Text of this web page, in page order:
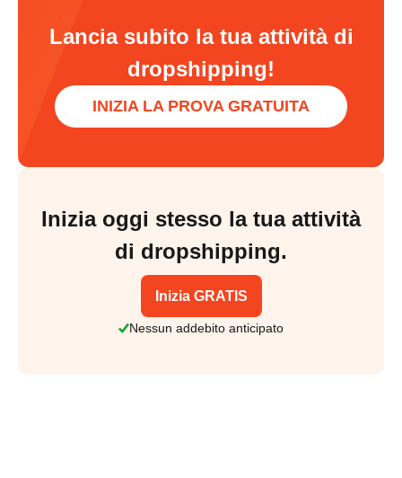
Lancia subito la tua attività di
dropshipping!
INIZIA LA PROVA GRATUITA
Inizia oggi stesso la tua attività
di dropshipping.
Inizia GRATIS
Nessun addebito anticipato